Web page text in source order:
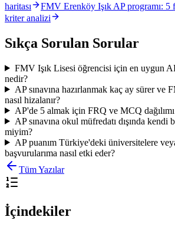
haritası
FMV Erenköy Işık AP programı: 5
kriter analizi
Sıkça Sorulan Sorular
FMV Işık Lisesi öğrencisi için en uygun
nedir?
AP sınavına hazırlanmak kaç ay sürer ve
nasıl hizalanır?
AP'de 5 almak için FRQ ve MCQ dağılımı
AP sınavına okul müfredatı dışında kendi
miyim?
AP puanım Türkiye'deki üniversitelere
başvurularıma nasıl etki eder?
Tüm Yazılar
İçindekiler